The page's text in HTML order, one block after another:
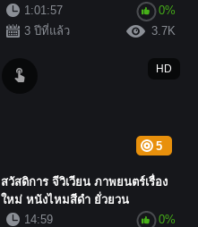
แสนสวยปรากฏตัวใน AV ตาม
คำแน...
1:01:57
0%
3 ปีที่แล้ว
3.7K
5
HD
สวัสดิการ จีวิเวียน ภาพยนตร์เรื่อง
ใหม่ หนังไหมสีดำ ยั่วยวน
14:59
0%